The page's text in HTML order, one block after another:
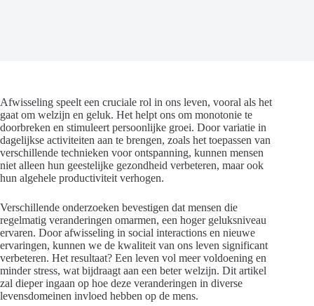
Afwisseling speelt een cruciale rol in ons leven, vooral als het
gaat om welzijn en geluk. Het helpt ons om monotonie te
doorbreken en stimuleert persoonlijke groei. Door variatie in
dagelijkse activiteiten aan te brengen, zoals het toepassen van
verschillende technieken voor ontspanning, kunnen mensen
niet alleen hun geestelijke gezondheid verbeteren, maar ook
hun algehele productiviteit verhogen.
Verschillende onderzoeken bevestigen dat mensen die
regelmatig veranderingen omarmen, een hoger geluksniveau
ervaren. Door afwisseling in social interactions en nieuwe
ervaringen, kunnen we de kwaliteit van ons leven significant
verbeteren. Het resultaat? Een leven vol meer voldoening en
minder stress, wat bijdraagt aan een beter welzijn. Dit artikel
zal dieper ingaan op hoe deze veranderingen in diverse
levensdomeinen invloed hebben op de mens.